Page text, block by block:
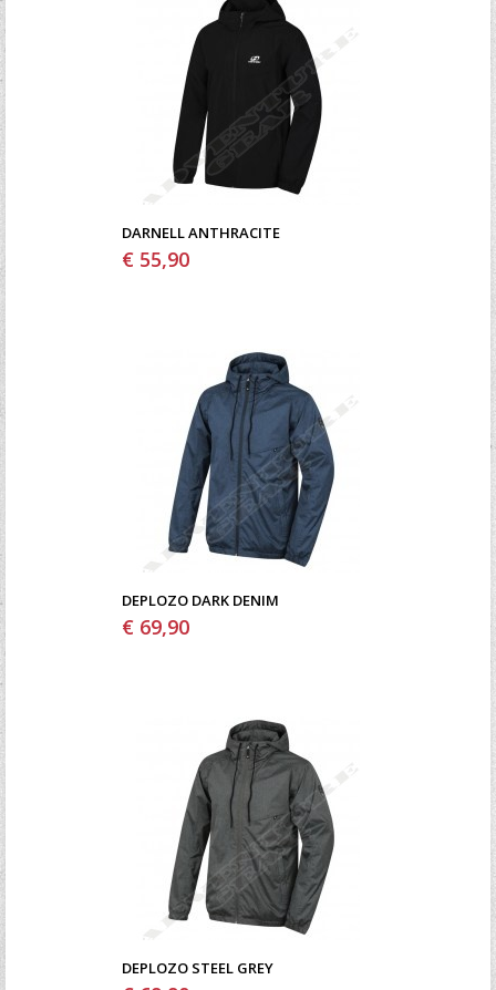
DARNELL ANTHRACITE
€ 55,90
DEPLOZO DARK DENIM
€ 69,90
DEPLOZO STEEL GREY